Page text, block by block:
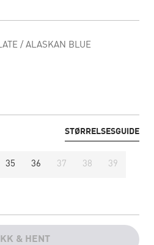
/ ALASKAN BLUE
STØRRELSESGUIDE
35 36 37 38 39
& HENT